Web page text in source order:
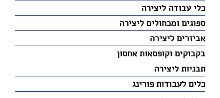
כלי עבודה ליצירה
ספוגים ומכחולים ליצירה
אביזרים ליצירה
בקבוקים וקופסאות אחסון
תבניות ליצירה
כלים לעבודות פורינג